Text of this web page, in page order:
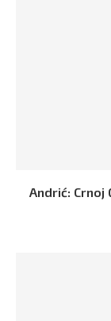
Andrić: Crnoj